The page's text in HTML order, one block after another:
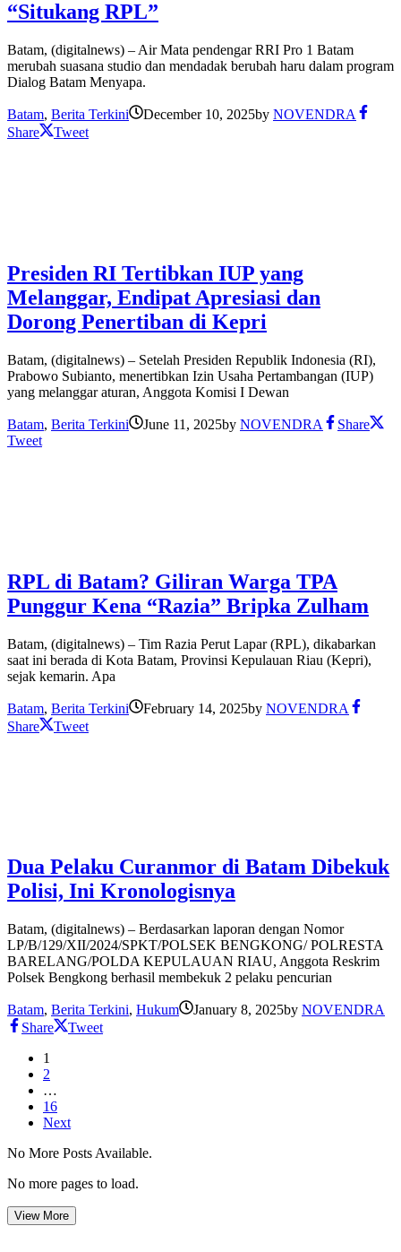
“Situkang RPL”
Batam, (digitalnews) – Air Mata pendengar RRI Pro 1 Batam
merubah suasana studio dan mendadak berubah haru dalam program
Dialog Batam Menyapa.
Batam, Berita Terkini December 10, 2025by NOVENDRA
Share
Tweet
Presiden RI Tertibkan IUP yang
Melanggar, Endipat Apresiasi dan
Dorong Penertiban di Kepri
Batam, (digitalnews) – Setelah Presiden Republik Indonesia (RI),
Prabowo Subianto, menertibkan Izin Usaha Pertambangan (IUP)
yang melanggar aturan, Anggota Komisi I Dewan
Batam, Berita Terkini June 11, 2025by NOVENDRA
Share
Tweet
RPL di Batam? Giliran Warga TPA
Punggur Kena “Razia” Bripka Zulham
Batam, (digitalnews) – Tim Razia Perut Lapar (RPL), dikabarkan
saat ini berada di Kota Batam, Provinsi Kepulauan Riau (Kepri),
sejak kemarin. Apa
Batam, Berita Terkini February 14, 2025by NOVENDRA
Share
Tweet
Dua Pelaku Curanmor di Batam Dibekuk
Polisi, Ini Kronologisnya
Batam, (digitalnews) – Berdasarkan laporan dengan Nomor
LP/B/129/XII/2024/SPKT/POLSEK BENGKONG/ POLRESTA
BARELANG/POLDA KEPULAUAN RIAU, Anggota Reskrim
Polsek Bengkong berhasil membekuk 2 pelaku pencurian
Batam, Berita Terkini, Hukum January 8, 2025by NOVENDRA
Share
Tweet
1
2
…
16
Next
No More Posts Available.
No more pages to load.
View More